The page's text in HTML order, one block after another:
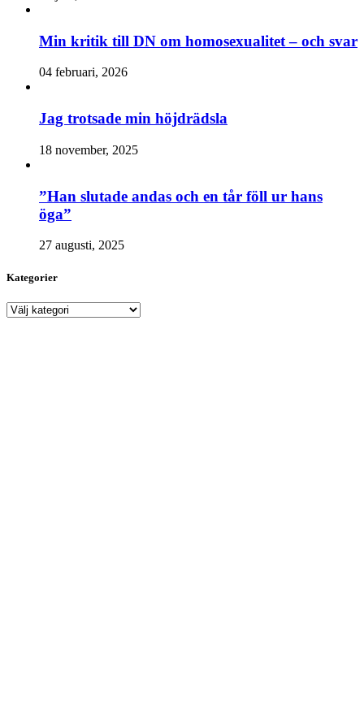
Min kritik till DN om homosexualitet – och svar
04 februari, 2026
Jag trotsade min höjdrädsla
18 november, 2025
”Han slutade andas och en tår föll ur hans
öga”
27 augusti, 2025
Kategorier
Kategorier